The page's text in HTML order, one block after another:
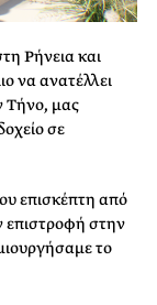
Ρήνεια και
να ανατέλλει
Τήνο, μας
σε
επισκέπτη από
επιστροφή στην
το